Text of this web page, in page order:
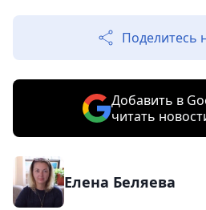
Поделитесь
Добавить в
читать
Елена Беляева